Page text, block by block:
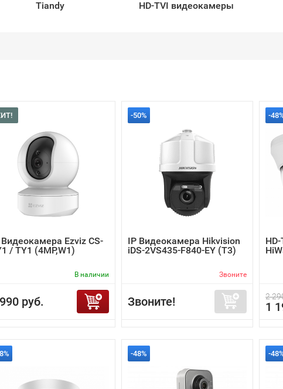
Tiandy
HD-TVI видеокамеры
Видеокамера Ezviz CS-
/ TY1 (4MP,W1)
В наличии
руб.
-50%
IP Видеокамера Hikvision
iDS-2VS435-F840-EY (T3)
Звоните
Звоните!
-
2
1
-48% -